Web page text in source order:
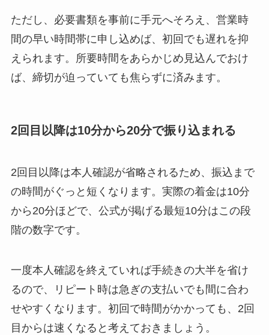
ただし、必要書類を事前に手元へそろえ、営業時
間の早い時間帯に申し込めば、初回でも遅れを抑
えられます。所要時間をあらかじめ見込んでおけ
ば、締切が迫っていても焦らずに済みます。
2回目以降は10分から20分で振り込まれる
2回目以降は本人確認が省略されるため、振込まで
の時間がぐっと短くなります。実際の着金は10分
から20分ほどで、公式が掲げる最短10分はこの段
階の数字です。
一度本人確認を終えていれば手続きの大半を省け
るので、リピート時は急ぎの支払いでも間に合わ
せやすくなります。初回で時間がかかっても、2回
目からは速くなると考えておきましょう。